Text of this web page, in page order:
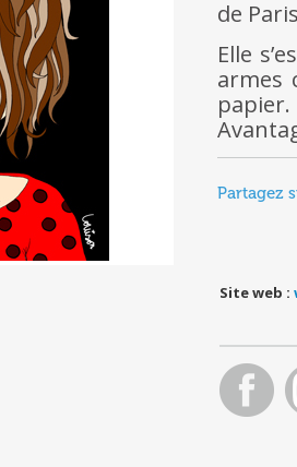
de
Elle
armes
Partagez
Site web :